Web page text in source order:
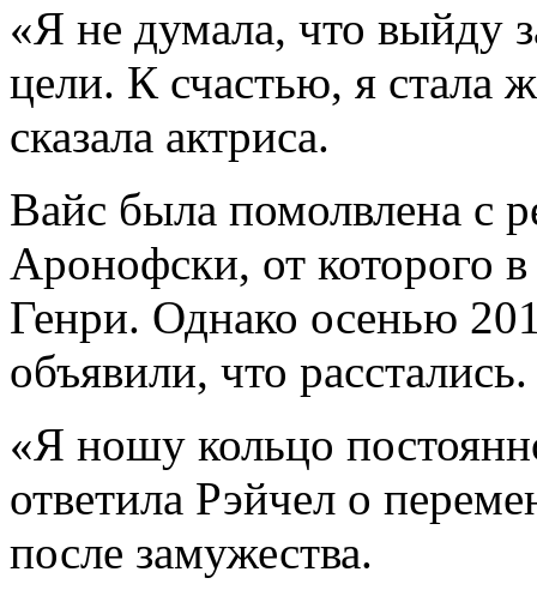
«Я не думала, что выйду
цели. К счастью, я стала
сказала актриса.
Вайс была помолвлена с
Аронофски, от которого
Генри. Однако осенью
объявили, что расстались.
«Я ношу кольцо
ответила Рэйчел о
после замужества.